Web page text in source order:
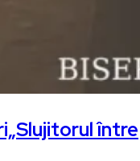
între